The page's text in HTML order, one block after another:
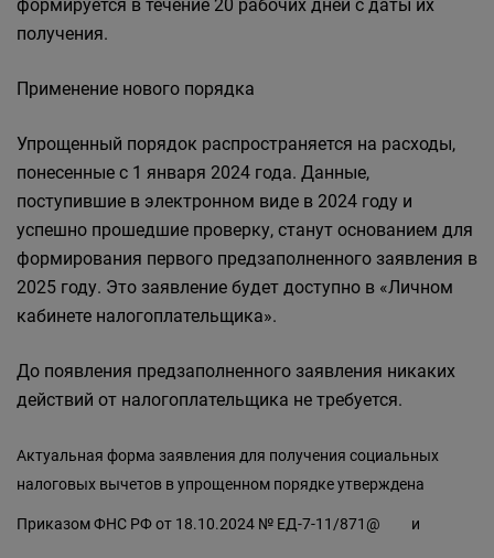
формируется в течение 20 рабочих дней с даты их
получения.
Применение нового порядка
Упрощенный порядок распространяется на расходы,
понесенные с 1 января 2024 года. Данные,
поступившие в электронном виде в 2024 году и
успешно прошедшие проверку, станут основанием для
формирования первого предзаполненного заявления в
2025 году. Это заявление будет доступно в «Личном
кабинете налогоплательщика».
До появления предзаполненного заявления никаких
действий от налогоплательщика не требуется.
Актуальная форма заявления для получения социальных
налоговых вычетов в упрощенном порядке утверждена
Приказом ФНС РФ от 18.10.2024 № ЕД-7-11/871@ и